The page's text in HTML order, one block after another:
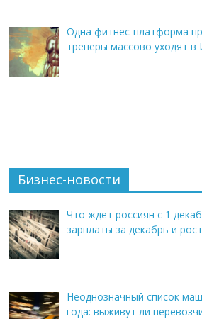
Одна фитнес-платформа
тренеры массово уходят в
Бизнес-новости
Что ждет россиян с 1
зарплаты за декабрь и
Неоднозначный список
года: выживут ли